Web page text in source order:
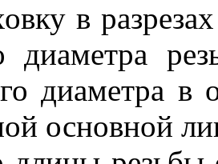
в
диаметра
диаметра в
основной